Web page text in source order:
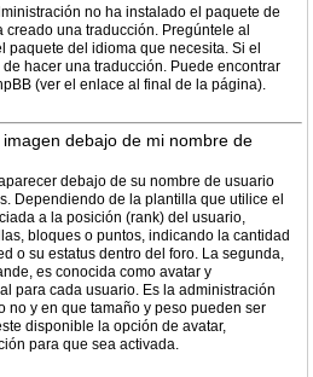
no ha instalado el paquete de
una traducción. Pregúntele al
del idioma que necesita. Si el
hacer una traducción. Puede encontrar
(ver el enlace al final de la página).
debajo de mi nombre de
debajo de su nombre de usuario
Dependiendo de la plantilla que utilice el
a la posición (rank) del usuario,
bloques o puntos, indicando la cantidad
o su estatus dentro del foro. La segunda,
es conocida como avatar y
para cada usuario. Es la administración
no y en que tamaño y peso pueden ser
disponible la opción de avatar,
para que sea activada.